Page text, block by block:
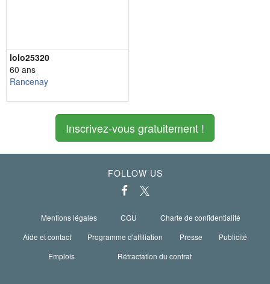
lolo25320
60 ans
Rancenay
Inscrivez-vous gratuitement !
FOLLOW US
Mentions légales CGU
Charte de confidentialité
Aide et contact
Programme d'affiliation Presse
Publicité
Emplois
Rétractation du contrat